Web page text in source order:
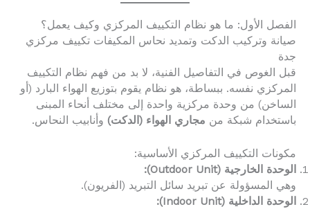
الفصل الأول: ما هو نظام التكييف المركزي وكيف يعمل؟
صيانة وتركيب الدكت وتمديد نحاس المكيفات تكييف مركزي
جدة
قبل الغوص في التفاصيل الفنية، لا بد من فهم نظام التكييف
المركزي نفسه. ببساطة، هو نظام يقوم بتوزيع الهواء البارد (أو
الساخن) من وحدة مركزية واحدة إلى مختلف أنحاء المبنى
باستخدام شبكة من مجاري الهواء (الدكت) وأنابيب النحاس.
مكونات التكييف المركزي الأساسية:
الوحدة الخارجية (Outdoor Unit):
وهي المسؤولة عن تبريد سائل التبريد (الفريون).
الوحدة الداخلية (Indoor Unit):